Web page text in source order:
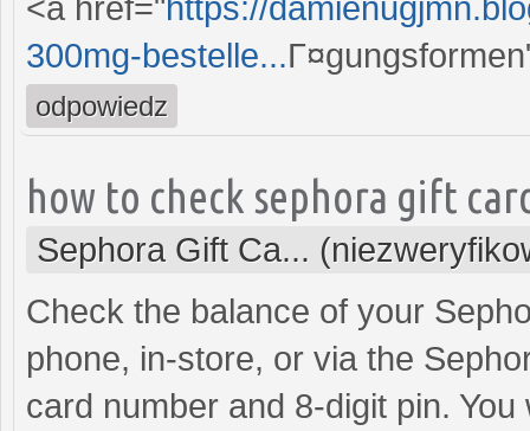
<a href="https://
300mg-bestelle...
odpowiedz
how to check sephora gift
Sephora Gift Ca...
Check the balance of your
phone, in-store, or via the
card number and 8-digit pin.